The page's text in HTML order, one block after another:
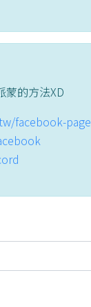
蒙的方法XD
facebook-page